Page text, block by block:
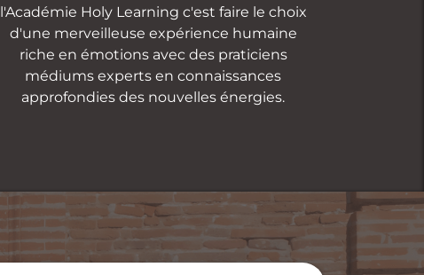
l'Académie Holy Learning c'est faire le choix
d'une merveilleuse expérience humaine
riche en émotions avec des praticiens
médiums experts en connaissances
approfondies des nouvelles énergies.